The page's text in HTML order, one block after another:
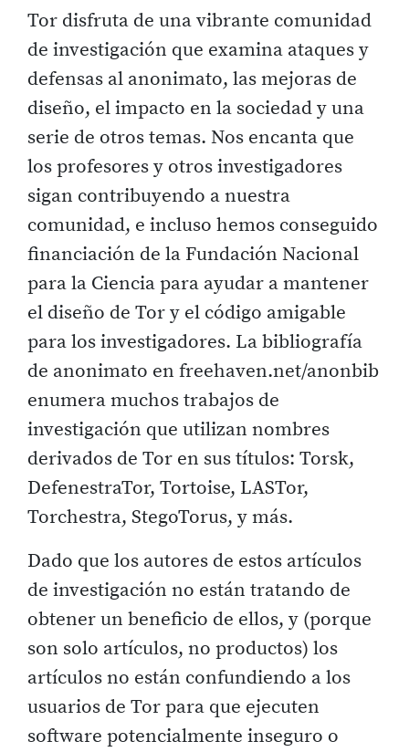
Tor disfruta de una vibrante comunidad
de investigación que examina ataques y
defensas al anonimato, las mejoras de
diseño, el impacto en la sociedad y una
serie de otros temas. Nos encanta que
los profesores y otros investigadores
sigan contribuyendo a nuestra
comunidad, e incluso hemos conseguido
financiación de la Fundación Nacional
para la Ciencia para ayudar a mantener
el diseño de Tor y el código amigable
para los investigadores. La bibliografía
de anonimato en freehaven.net/anonbib
enumera muchos trabajos de
investigación que utilizan nombres
derivados de Tor en sus títulos: Torsk,
DefenestraTor, Tortoise, LASTor,
Torchestra, StegoTorus, y más.
Dado que los autores de estos artículos
de investigación no están tratando de
obtener un beneficio de ellos, y (porque
son solo artículos, no productos) los
artículos no están confundiendo a los
usuarios de Tor para que ejecuten
software potencialmente inseguro o